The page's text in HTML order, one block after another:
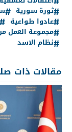
ثورة سورية
عادوا طواعية
مجموعة العمل
نظام الاسد
مقالات ذات